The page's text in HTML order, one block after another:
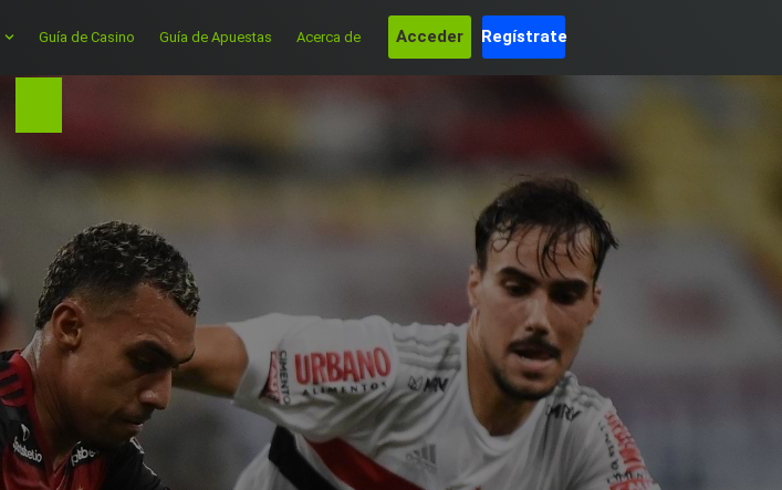
Guía de Casino Guía de Apuestas Acerca de Acceder Regístrate